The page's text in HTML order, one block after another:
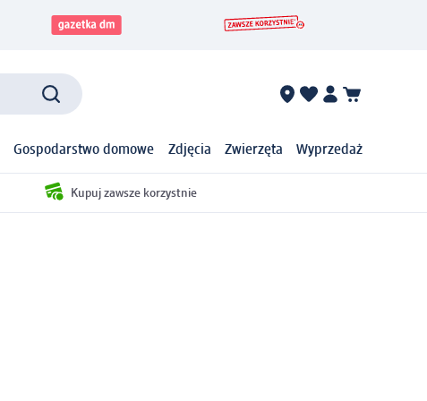
Gospodarstwo domowe Zdjęcia Zwierzęta Wyprzedaż
Kupuj zawsze korzystnie